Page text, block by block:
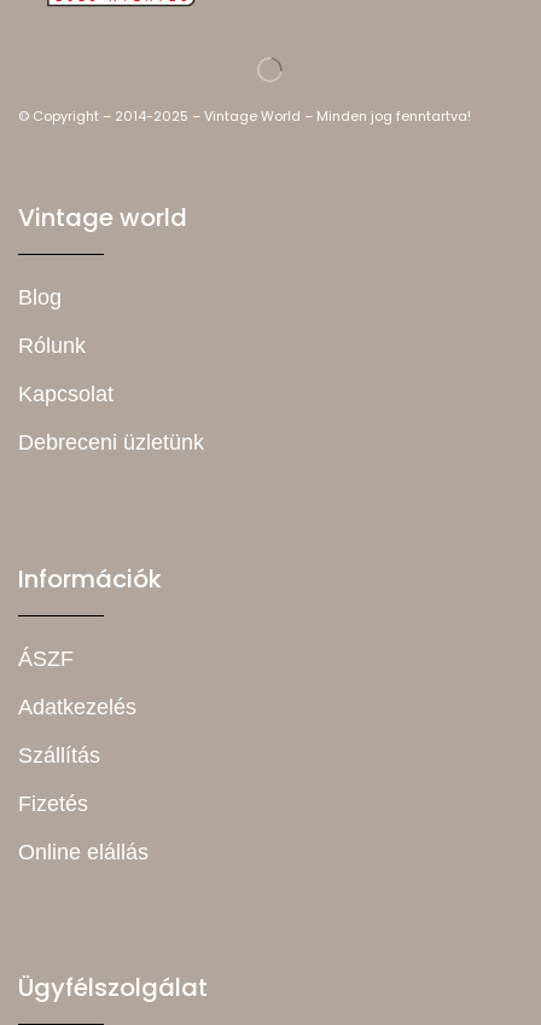
© Copyright – 2014-2025 – Vintage World – Minden jog fenntartva!
Vintage world
Blog
Rólunk
Kapcsolat
Debreceni üzletünk
Információk
ÁSZF
Adatkezelés
Szállítás
Fizetés
Online elállás
Ügyfélszolgálat